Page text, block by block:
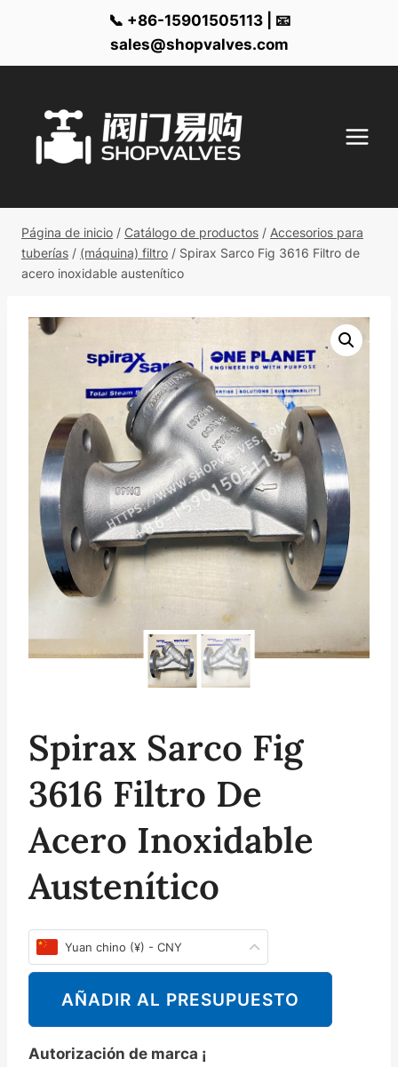
📞 +86-15901505113 | 📧
sales@shopvalves.com
contenido
Página de inicio / Catálogo de productos / Accesorios para
tuberías / (máquina) filtro / Spirax Sarco Fig 3616 Filtro de
acero inoxidable austenítico
Spirax Sarco Fig
3616 Filtro De
Acero Inoxidable
Austenítico
Yuan chino (¥) - CNY
AÑADIR AL PRESUPUESTO
Autorización de marca ¡